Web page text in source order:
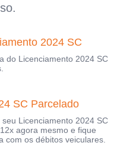
2024 SC
do Licenciamento 2024 SC
SC Parcelado
Licenciamento 2024 SC
agora mesmo e fique
com os débitos veiculares.